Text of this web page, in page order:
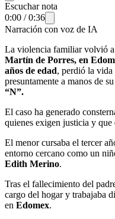
Escuchar nota
0:00 /0:36
Narración con voz de IA
La violencia familiar volvió
Martín de Porres, en
años de edad, perdió la
presuntamente a manos de
“N”.
El caso ha generado
quienes exigen justicia y
El menor cursaba el tercer
entorno cercano como un
Edith Merino.
Tras el fallecimiento del
cargo del hogar y trabajaba
en Edomex.